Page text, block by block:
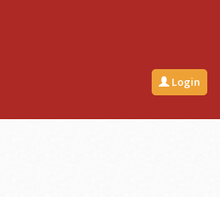
Login